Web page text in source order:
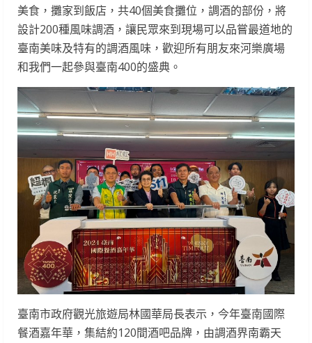
美食，攤家到飯店，共40個美食攤位，調酒的部份，將
設計200種風味調酒，讓民眾來到現場可以品嘗最道地的
臺南美味及特有的調酒風味，歡迎所有朋友來河樂廣場
和我們一起參與臺南400的盛典。
臺南市政府觀光旅遊局林國華局長表示，今年臺南國際
餐酒嘉年華，集結約120間酒吧品牌，由調酒界南霸天